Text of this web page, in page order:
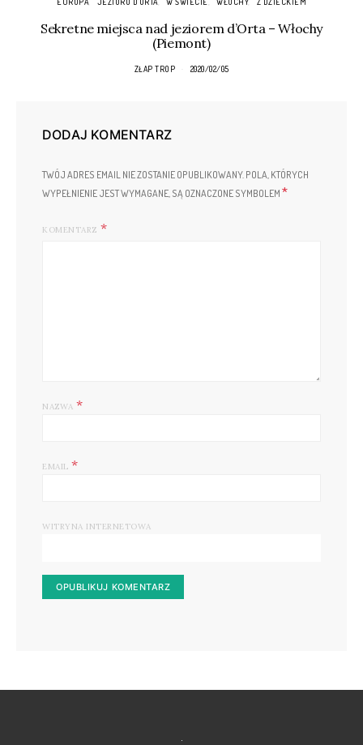
Sekretne miejsca nad jeziorem d’Orta – Włochy
(Piemont)
ZŁAP TROP 2020/02/05
DODAJ KOMENTARZ
TWÓJ ADRES EMAIL NIE ZOSTANIE OPUBLIKOWANY. POLA, KTÓRYCH
WYPEŁNIENIE JEST WYMAGANE, SĄ OZNACZONE SYMBOLEM *
KOMENTARZ
NAZWA *
EMAIL *
WITRYNA INTERNETOWA